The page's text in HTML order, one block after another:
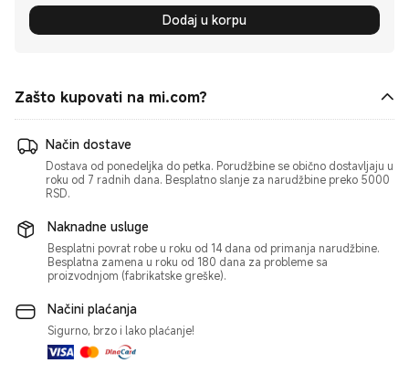
Dodaj u korpu
Zašto kupovati na mi.com?
Način dostave
Dostava od ponedeljka do petka. Porudžbine se obično dostavljaju u
roku od 7 radnih dana. Besplatno slanje za narudžbine preko 5000
RSD.
Naknadne usluge
Besplatni povrat robe u roku od 14 dana od primanja narudžbine.
Besplatna zamena u roku od 180 dana za probleme sa
proizvodnjom (fabrikatske greške).
Načini plaćanja
Sigurno, brzo i lako plaćanje!